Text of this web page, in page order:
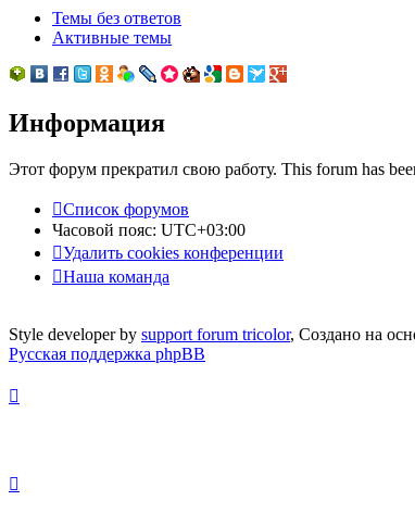
Темы без ответов
Активные темы
Информация
Этот форум прекратил свою работу. This forum has
Список форумов
Часовой пояс: UTC+03:00
Удалить cookies конференции
Наша команда
Style developer by support forum tricolor, Создано на
Русская поддержка phpBB